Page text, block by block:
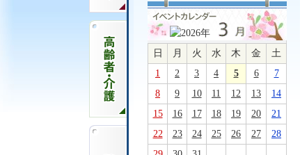
日 月 火 水 木 金
土
1
2 3 4 5 6
7
8
9 10 11 12 13
14
15
16 17 18 19 20
21
22
23 24 25 26 27
28